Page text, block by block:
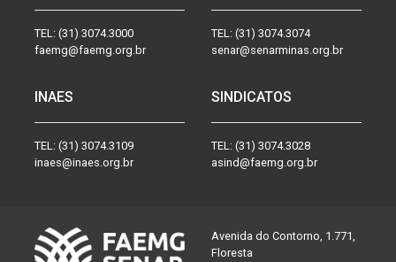
TEL: (31) 3074.3000
faemg@faemg.org.br
TEL: (31) 3074.3074
senar@senarminas.org.br
INAES
TEL: (31) 3074.3109
inaes@inaes.org.br
SINDICATOS
TEL: (31) 3074.3028
asind@faemg.org.br
Avenida do Contorno, 1.771,
Floresta